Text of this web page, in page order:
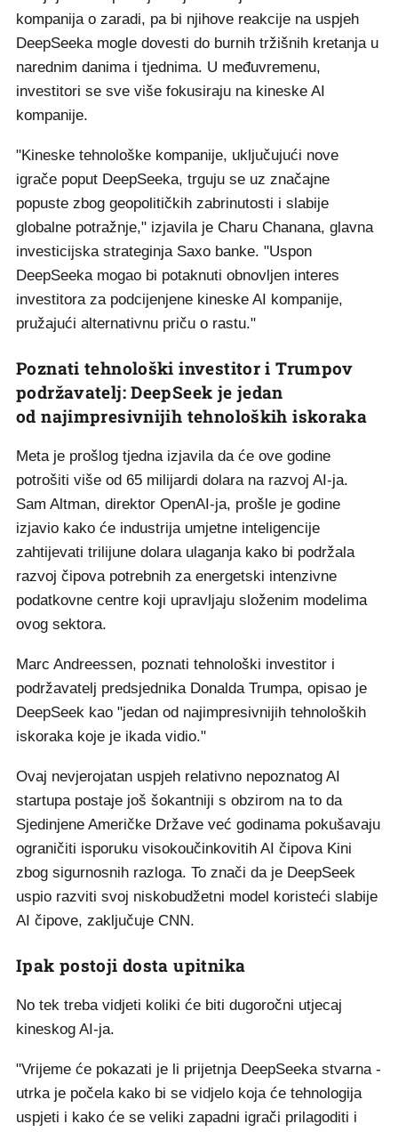
kompanija o zaradi, pa bi njihove reakcije na uspjeh
DeepSeeka mogle dovesti do burnih tržišnih kretanja u
narednim danima i tjednima. U međuvremenu,
investitori se sve više fokusiraju na kineske AI
kompanije.
"Kineske tehnološke kompanije, uključujući nove
igrače poput DeepSeeka, trguju se uz značajne
popuste zbog geopolitičkih zabrinutosti i slabije
globalne potražnje," izjavila je Charu Chanana, glavna
investicijska strateginja Saxo banke. "Uspon
DeepSeeka mogao bi potaknuti obnovljen interes
investitora za podcijenjene kineske AI kompanije,
pružajući alternativnu priču o rastu."
Poznati tehnološki investitor i Trumpov
podržavatelj: DeepSeek je jedan
od najimpresivnijih tehnoloških iskoraka
Meta je prošlog tjedna izjavila da će ove godine
potrošiti više od 65 milijardi dolara na razvoj AI-ja.
Sam Altman, direktor OpenAI-ja, prošle je godine
izjavio kako će industrija umjetne inteligencije
zahtijevati trilijune dolara ulaganja kako bi podržala
razvoj čipova potrebnih za energetski intenzivne
podatkovne centre koji upravljaju složenim modelima
ovog sektora.
Marc Andreessen, poznati tehnološki investitor i
podržavatelj predsjednika Donalda Trumpa, opisao je
DeepSeek kao "jedan od najimpresivnijih tehnoloških
iskoraka koje je ikada vidio."
Ovaj nevjerojatan uspjeh relativno nepoznatog AI
startupa postaje još šokantniji s obzirom na to da
Sjedinjene Američke Države već godinama pokušavaju
ograničiti isporuku visokoučinkovitih AI čipova Kini
zbog sigurnosnih razloga. To znači da je DeepSeek
uspio razviti svoj niskobudžetni model koristeći slabije
AI čipove, zaključuje CNN.
Ipak postoji dosta upitnika
No tek treba vidjeti koliki će biti dugoročni utjecaj
kineskog AI-ja.
"Vrijeme će pokazati je li prijetnja DeepSeeka stvarna -
utrka je počela kako bi se vidjelo koja će tehnologija
uspjeti i kako će se veliki zapadni igrači prilagoditi i